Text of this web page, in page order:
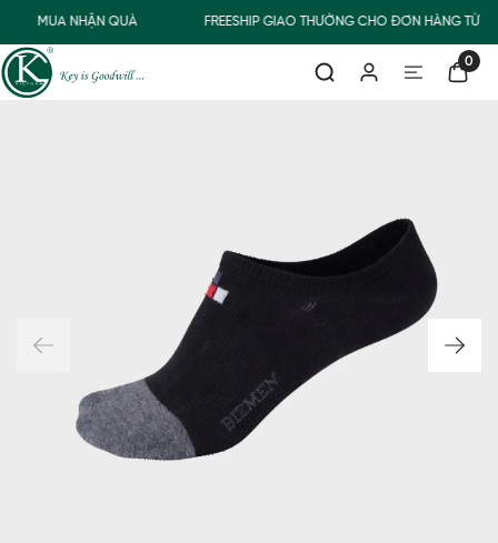
MUA NHẬN QUÀ FREESHIP GIAO THƯỜNG CHO ĐƠN HÀNG TỪ
0